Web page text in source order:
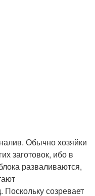
Обычно хозяйки
заготовок, ибо в
разваливаются,
созревает